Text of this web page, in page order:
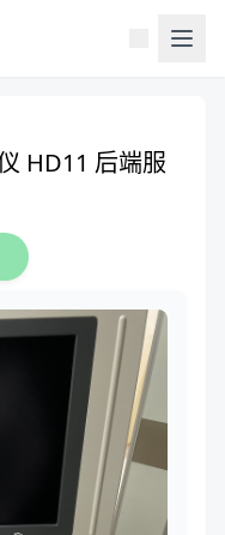
HD11 后端服